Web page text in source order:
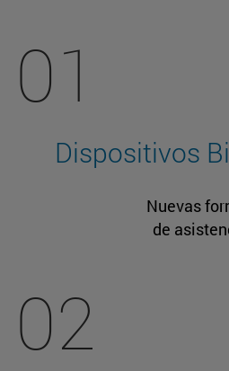
01
Dispositivos
Nuevas
de
02